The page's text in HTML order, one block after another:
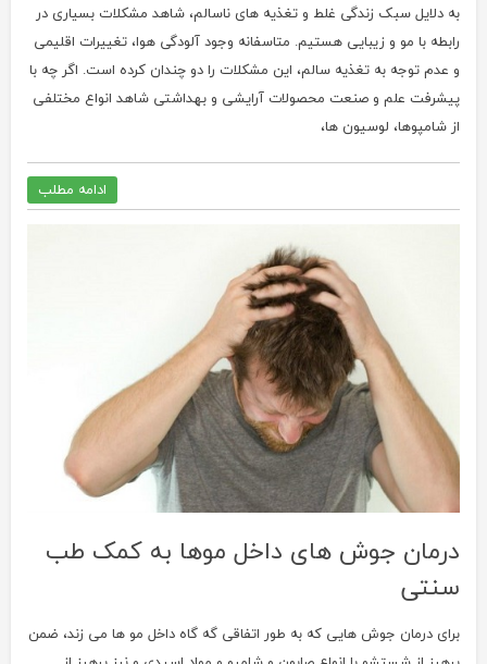
به دلایل سبک زندگی غلط و تغذیه های ناسالم، شاهد مشکلات بسیاری در
رابطه با مو و زیبایی هستیم. متاسفانه وجود آلودگی هوا، تغییرات اقلیمی
و عدم توجه به تغذیه سالم، این مشکلات را دو چندان کرده است. اگر چه با
پیشرفت علم و صنعت محصولات آرایشی و بهداشتی شاهد انواع مختلفی
از شامپوها، لوسیون ها،
ادامه مطلب
درمان جوش های داخل موها به کمک طب
سنتی
برای درمان جوش هایی که به طور اتفاقی گه گاه داخل مو ها می زند، ضمن